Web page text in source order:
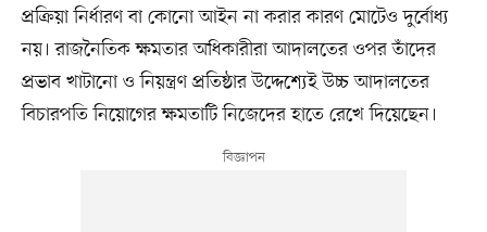
প্রক্রিয়া নির্ধারণ বা কোনো আইন না করার কারণ মোটেও দুর্বোধ্য
নয়। রাজনৈতিক ক্ষমতার অধিকারীরা আদালতের ওপর তাঁদের
প্রভাব খাটানো ও নিয়ন্ত্রণ প্রতিষ্ঠার উদ্দেশ্যেই উচ্চ আদালতের
বিচারপতি নিয়োগের ক্ষমতাটি নিজেদের হাতে রেখে দিয়েছেন।